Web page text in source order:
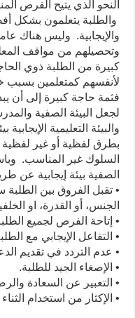
النحو الذي يتيح الفرص
والطلبة يتعلمون بشكل
والإيجابية. وليس هناك
وتحصيلهم من مواقف
كبيرة من الطلبة ذوي
لأنفسهم كمتعلمين بسبب
فثمة حاجة كبيرة إلى أن
لجعل البيئة الصفية
والبيئة التعليمية
بطرق لفظية أو غير
السلوك غير المناسب.
الصفية بيئة إيجابية عن
• تقبل الفروق بين الطلبة
الجنس، أو القدرة، او
• إتاحة الفرص لجميع
• التفاعل الإيجابي مع
• عدم التردد في تقديم
• الإصغاء الجيد للطلبة.
• التعبير عن السعادة
• الإكثار من استخدام الثناء